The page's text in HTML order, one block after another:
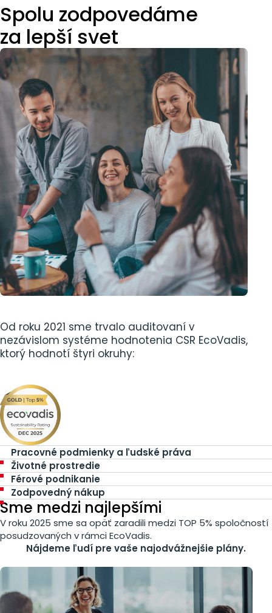
Spolu zodpovedáme
za lepší svet
Od roku 2021 sme trvalo auditovaní v
nezávislom systéme hodnotenia CSR EcoVadis,
ktorý hodnotí štyri okruhy:
Pracovné podmienky a ľudské práva
Životné prostredie
Férové ​​podnikanie
Zodpovedný nákup
Sme medzi najlepšími
V roku 2025 sme sa opäť zaradili medzi TOP 5% spoločností
posudzovaných v rámci EcoVadis.
Nájdeme ľudí pre vaše najodvážnejšie plány.